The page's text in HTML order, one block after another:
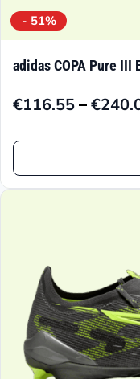
- 51%
adidas COPA Pure
€116.55–€
Preisspanne:
€116.55
€240.00
Dieses
Produkt
auf.
Die
Optionen
können